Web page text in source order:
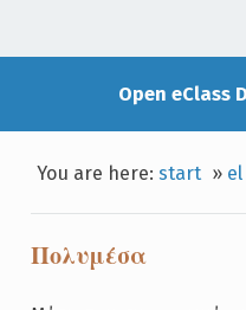
Open eClass
You are here:start » el
Πολυμέσα